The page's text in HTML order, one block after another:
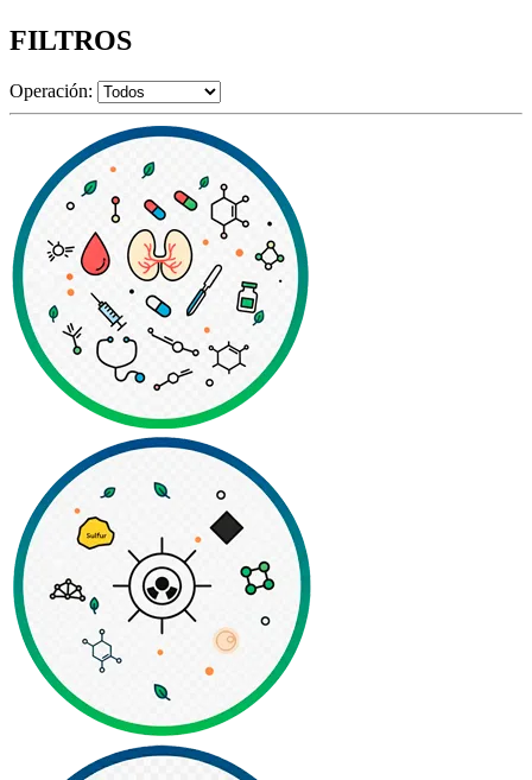
FILTROS
Operación: